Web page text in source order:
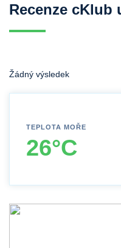
Recenze cKlub
Žádný výsledek
TEPLOTA MOŘE
26°C